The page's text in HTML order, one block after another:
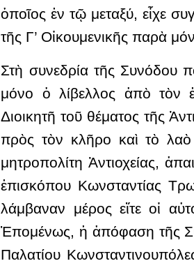
ὁποῖος ἐν τῷ μεταξύ, εἶχε
τῆς Γ’ Οἰκουμενικῆς παρὰ
Στὴ συνεδρία τῆς Συνόδου
μόνο ὁ λίβελλος ἀπὸ τὸν
Διοικητῆ τοῦ θέματος τῆς
πρὸς τὸν κλῆρο καὶ τὸ λαὸ
μητροπολίτη Ἀντιοχείας,
ἐπισκόπου Κωνσταντίας
λάμβαναν μέρος εἴτε οἱ
Ἑπομένως, ἡ ἀπόφαση τῆς
Παλατίου